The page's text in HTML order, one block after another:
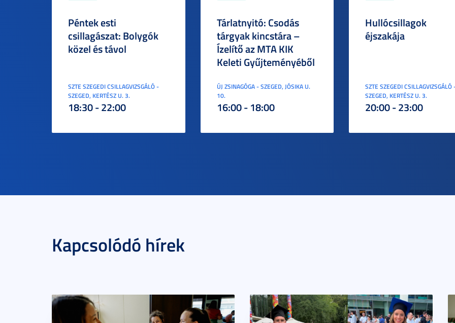
Péntek esti
csillagászat: Bolygók
közel és távol
SZTE SZEGEDI CSILLAGVIZSGÁLÓ -
SZEGED, KERTÉSZ U. 3.
18:30 - 22:00
Tárlatnyitó: Csodás
tárgyak kincstára –
Ízelítő az MTA KIK
Keleti Gyűjteményéből
ÚJ ZSINAGÓGA - SZEGED, JÓSIKA U.
10.
16:00 - 18:00
Hullócsillagok
éjszakája
SZTE SZEGEDI CSILLAGVIZSGÁLÓ
SZEGED, KERTÉSZ U. 3.
20:00 - 23:00
Kapcsolódó hírek